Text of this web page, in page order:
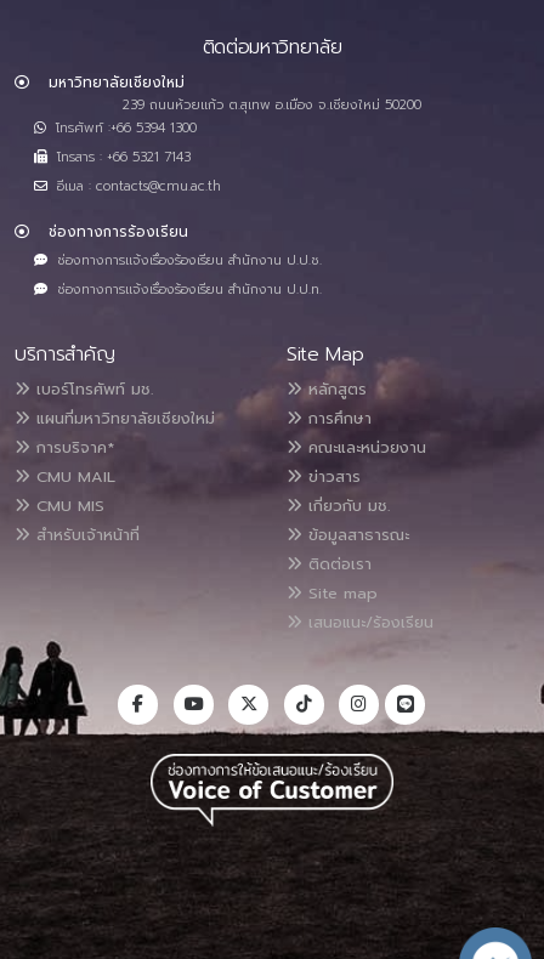
ติดต่อมหาวิทยาลัย
มหาวิทยาลัยเชียงใหม่
239 ถนนห้วยแก้ว ต.สุเทพ อ.เมือง จ.เชียงใหม่ 50200
โทรศัพท์ :+66 5394 1300
โทรสาร : +66 5321 7143
อีเมล : contacts@cmu.ac.th
ช่องทางการร้องเรียน
ช่องทางการแจ้งเรื่องร้องเรียน สำนักงาน ป.ป.ช.
ช่องทางการแจ้งเรื่องร้องเรียน สำนักงาน ป.ป.ท.
บริการสำคัญ
เบอร์โทรศัพท์ มช.
แผนที่มหาวิทยาลัยเชียงใหม่
การบริจาค*
CMU MAIL
CMU MIS
สำหรับเจ้าหน้าที่
Site Map
หลักสูตร
การศึกษา
คณะและหน่วยงาน
ข่าวสาร
เกี่ยวกับ มช.
ข้อมูลสาธารณะ
ติดต่อเรา
Site map
เสนอแนะ/ร้องเรียน